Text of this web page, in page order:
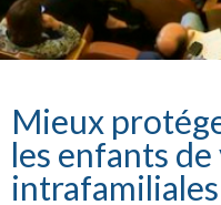
Mieux
les enfants
intrafamiliales